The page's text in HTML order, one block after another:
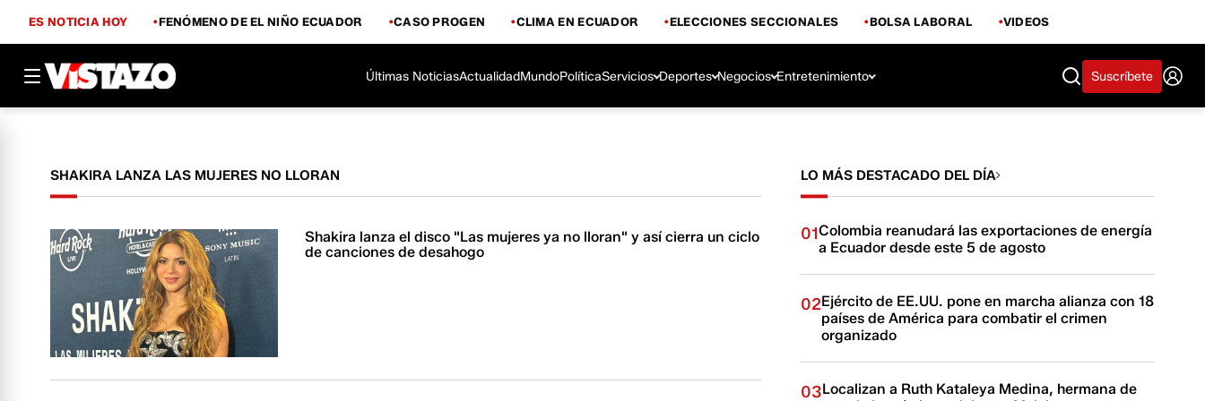
ES NOTICIA HOY FENÓMENO DE EL NIÑO ECUADOR CASO PROGEN CLIMA EN ECUADOR ELECCIONES SECCIONALES BOLSA LABORAL VIDEOS
Últimas NoticiasActualidadMundoPolíticaServicios Deportes Negocios Entretenimiento Suscríbete
SHAKIRA LANZA LAS MUJERES NO LLORAN
Shakira lanza el disco "Las mujeres ya no lloran" y así cierra un ciclo
de canciones de desahogo
LO MÁS DESTACADO DEL DÍA
01Colombia reanudará las exportaciones de energía
a Ecuador desde este 5 de agosto
02Ejército de EE.UU. pone en marcha alianza con 18
países de América para combatir el crimen
organizado
03Localizan a Ruth Kataleya Medina, hermana de